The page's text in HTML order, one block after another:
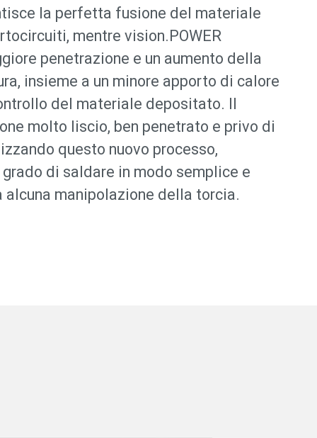
la perfetta fusione del materiale
mentre vision.POWER
penetrazione e un aumento della
insieme a un minore apporto di calore
del materiale depositato. Il
molto liscio, ben penetrato e privo di
questo nuovo processo,
grado di saldare in modo semplice e
alcuna manipolazione della torcia.